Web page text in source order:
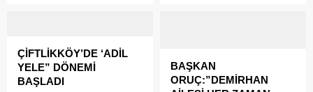
sessizliğini bozdu. Silpagar,
mevcut Çiftlikköy Belediye
Başkanı Adil Yele ile basın
durumu ve yapılan
çalışmalar hakkında görüş
ÇİFTLİKKÖY’DE ‘ADİL
YELE” DÖNEMİ
BAŞLADI
BAŞKAN
ORUÇ:”DEMİRHAN